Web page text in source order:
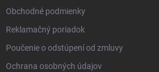
Obchodné podmienky
Reklamačný poriadok
Poučenie o odstúpení od zmluvy
Ochrana osobných údajov